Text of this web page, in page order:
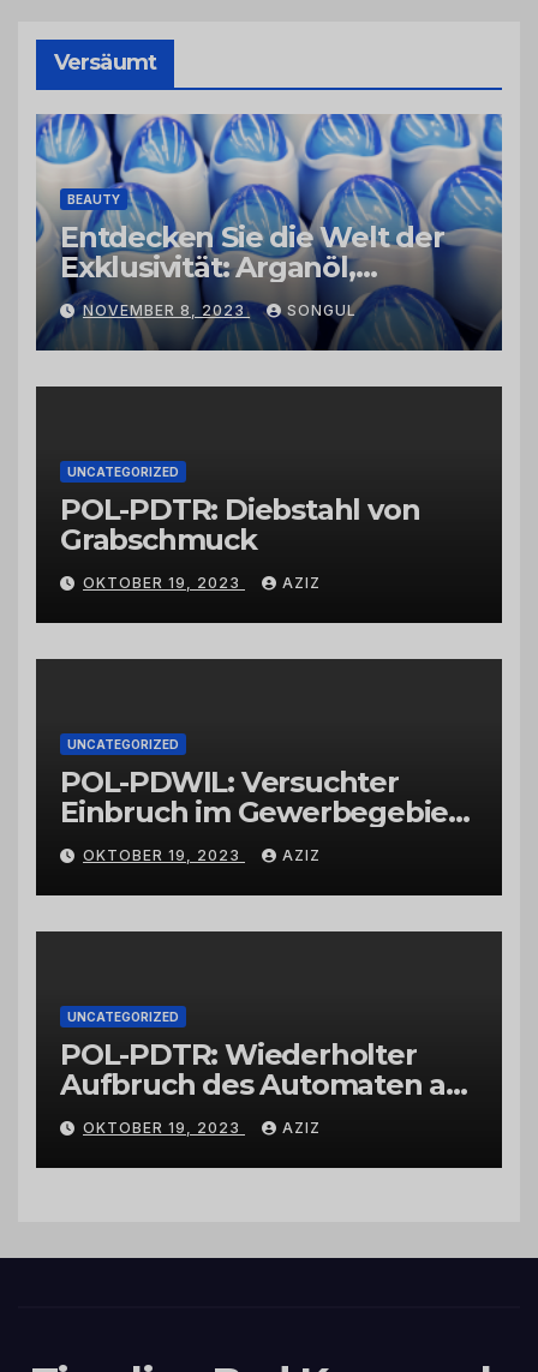
Versäumt
BEAUTY
Entdecken Sie die Welt der
Exklusivität: Arganöl,
Kaktusfeigenkernöl und
Schwarzkümmelöl von
vertrauenswürdigen
Großhändlern und Anbietern
NOVEMBER 8, 2023 SONGUL
UNCATEGORIZED
POL-PDTR: Diebstahl von
Grabschmuck
OKTOBER 19, 2023 AZIZ
UNCATEGORIZED
POL-PDWIL: Versuchter
Einbruch im Gewerbegebiet
Wittlich
OKTOBER 19, 2023 AZIZ
UNCATEGORIZED
POL-PDTR: Wiederholter
Aufbruch des Automaten am
Wohnmobilstellplatz in
Hermeskeil am Labachweg
OKTOBER 19, 2023 AZIZ